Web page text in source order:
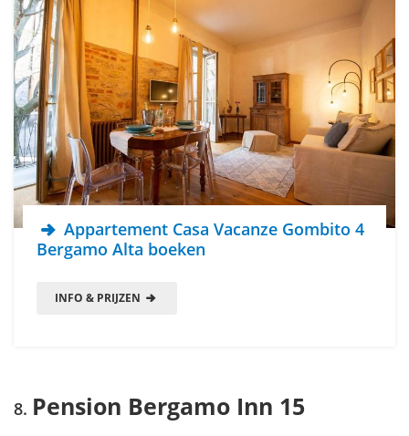
Appartement Casa Vacanze Gombito 4
Bergamo Alta boeken
INFO & PRIJZEN
Pension Bergamo Inn 15